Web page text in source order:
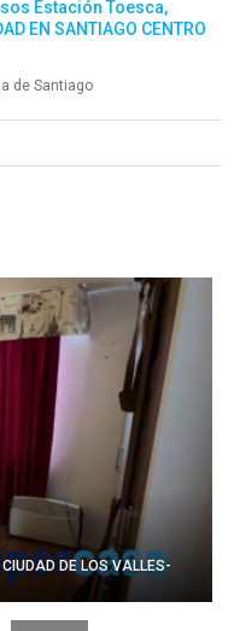
Estación Toesca,
EN SANTIAGO CENTRO
de Santiago
DE LOS VALLES-